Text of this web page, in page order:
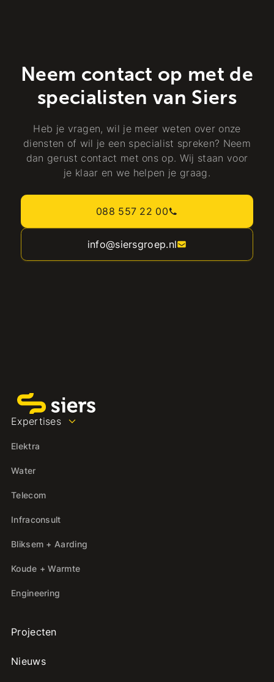
Neem contact op met de
specialisten van Siers
Heb je vragen, wil je meer weten over onze
diensten of wil je een specialist spreken? Neem
dan gerust contact met ons op. Wij staan voor
je klaar en we helpen je graag.
088 557 22 00
info@siersgroep.nl
Expertises
Elektra
Water
Telecom
Infraconsult
Bliksem + Aarding
Koude + Warmte
Engineering
Projecten
Nieuws